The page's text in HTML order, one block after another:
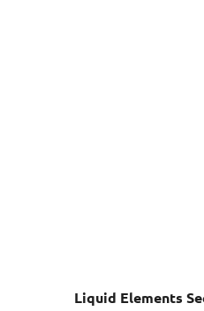
Liquid Elements